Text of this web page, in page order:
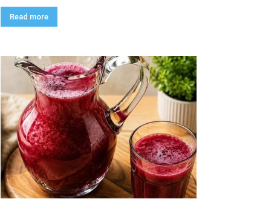
Read more